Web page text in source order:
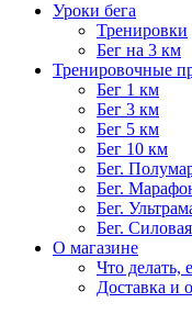
Уроки бега
Тренировки
Бег на 3 км
Тренировочные
Бег 1 км
Бег 3 км
Бег 5 км
Бег 10 км
Бег.
Бег.
Бег.
Бег.
О магазине
Что делать,
Доставка и